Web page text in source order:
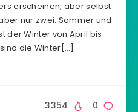
erscheinen, aber selbst
nur zwei: Sommer und
der Winter von April bis
die Winter[…]
0
3354